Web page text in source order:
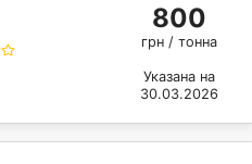
800
грн / тонна
Указана на
30.03.2026